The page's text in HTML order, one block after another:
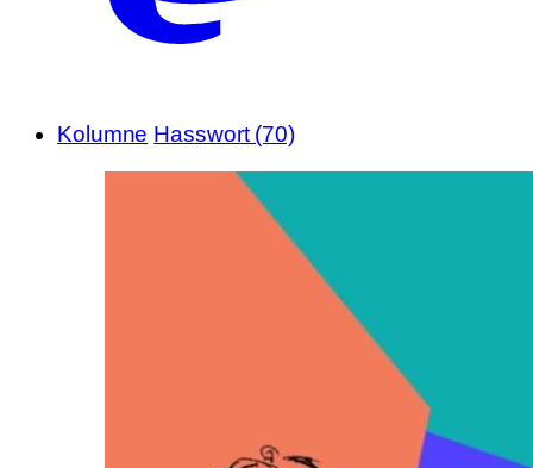
Kolumne Hasswort (70)